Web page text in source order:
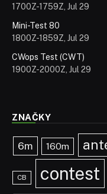
1700Z-1759Z, Jul 29
Mini-Test 80
1800Z-1859Z, Jul 29
CWops Test (CWT)
1900Z-2000Z, Jul 29
ZNAČKY
6m 160m
CB contest